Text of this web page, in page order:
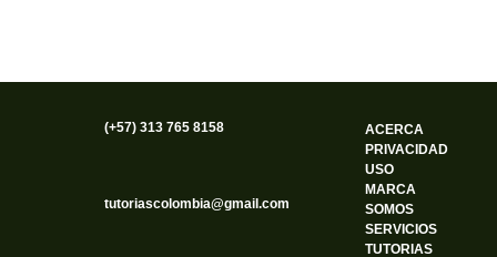
(+57) 313 765 8158
tutoriascolombia@gmail.com
ACERCA
PRIVACIDAD
USO
MARCA
SOMOS
SERVICIOS
TUTORIAS